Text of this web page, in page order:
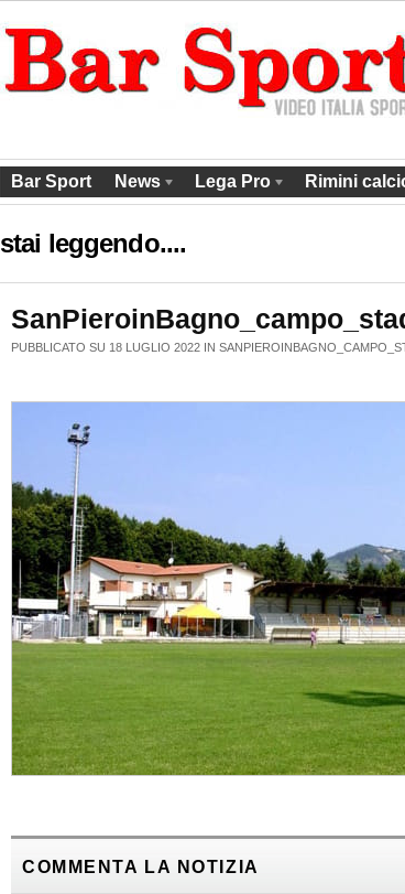
Bar Sport News Lega Pro Rimini
stai leggendo....
PUBBLICATO SU 18 LUGLIO 2022 IN
COMMENTA LA NOTIZIA